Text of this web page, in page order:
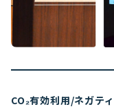
CO₂有効利用/ネガテ